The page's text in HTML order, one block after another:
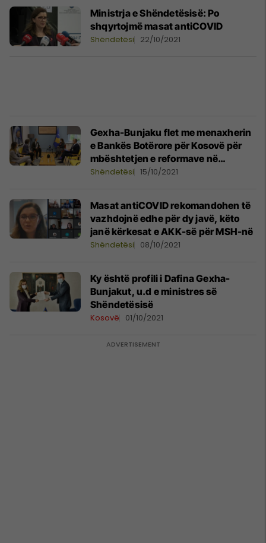
Ministrja e Shëndetësisë: Po
shqyrtojmë masat antiCOVID
Shëndetësi 22/10/2021
Gexha-Bunjaku flet me menaxherin
e Bankës Botërore për Kosovë për
mbështetjen e reformave në
shëndetësi
Shëndetësi 15/10/2021
Masat antiCOVID rekomandohen të
vazhdojnë edhe për dy javë, këto
janë kërkesat e AKK-së për MSH-në
Shëndetësi 08/10/2021
Ky është profili i Dafina Gexha-
Bunjakut, u.d e ministres së
Shëndetësisë
Kosovë 01/10/2021